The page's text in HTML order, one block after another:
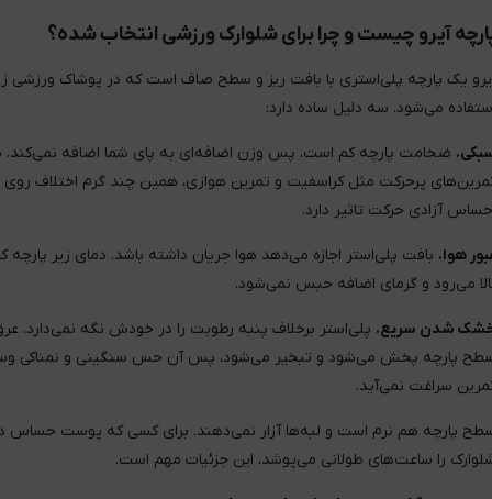
آیرو چیست و چرا برای شلوارک ورزشی انتخاب شده؟
یک پارچه پلی‌استری با بافت ریز و سطح صاف است که در پوشاک ورزشی
می‌شود. سه دلیل ساده دارد:
ضخامت پارچه کم است، پس وزن اضافه‌ای به پای شما اضافه نمی‌کند.
پرحرکت مثل کراسفیت و تمرین هوازی، همین چند گرم اختلاف روی
آزادی حرکت تاثیر دارد.
هوا. بافت پلی‌استر اجازه می‌دهد هوا جریان داشته باشد. دمای زیر پارچه
می‌رود و گرمای اضافه حبس نمی‌شود.
شدن سریع. پلی‌استر برخلاف پنبه رطوبت را در خودش نگه نمی‌دارد.
پارچه پخش می‌شود و تبخیر می‌شود، پس آن حس سنگینی و نمناکی
سراغت نمی‌آید.
پارچه هم نرم است و لبه‌ها آزار نمی‌دهند. برای کسی که پوست حساس
را ساعت‌های طولانی می‌پوشد، این جزئیات مهم است.